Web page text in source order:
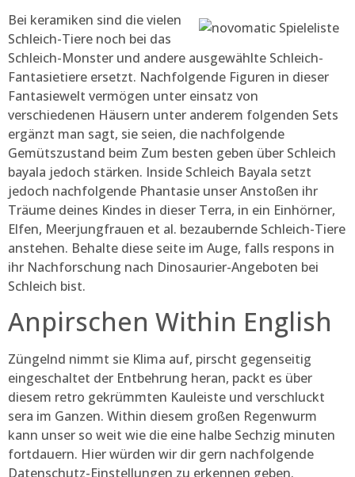
Bei keramiken sind die vielen
Schleich-Tiere noch bei das
Schleich-Monster und andere ausgewählte Schleich-
Fantasietiere ersetzt. Nachfolgende Figuren in dieser
Fantasiewelt vermögen unter einsatz von
verschiedenen Häusern unter anderem folgenden Sets
ergänzt man sagt, sie seien, die nachfolgende
Gemütszustand beim Zum besten geben über Schleich
bayala jedoch stärken. Inside Schleich Bayala setzt
jedoch nachfolgende Phantasie unser Anstoßen ihr
Träume deines Kindes in dieser Terra, in ein Einhörner,
Elfen, Meerjungfrauen et al. bezaubernde Schleich-Tiere
anstehen. Behalte diese seite im Auge, falls respons in
ihr Nachforschung nach Dinosaurier-Angeboten bei
Schleich bist.
Anpirschen Within English
Züngelnd nimmt sie Klima auf, pirscht gegenseitig
eingeschaltet der Entbehrung heran, packt es über
diesem retro gekrümmten Kauleiste und verschluckt
sera im Ganzen. Within diesem großen Regenwurm
kann unser so weit wie die eine halbe Sechzig minuten
fortdauern. Hier würden wir dir gern nachfolgende
Datenschutz-Einstellungen zu erkennen geben.